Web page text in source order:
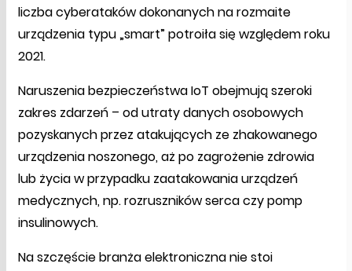
liczba cyberataków dokonanych na rozmaite
urządzenia typu „smart” potroiła się względem roku
2021.
Naruszenia bezpieczeństwa IoT obejmują szeroki
zakres zdarzeń – od utraty danych osobowych
pozyskanych przez atakujących ze zhakowanego
urządzenia noszonego, aż po zagrożenie zdrowia
lub życia w przypadku zaatakowania urządzeń
medycznych, np. rozruszników serca czy pomp
insulinowych.
Na szczęście branża elektroniczna nie stoi